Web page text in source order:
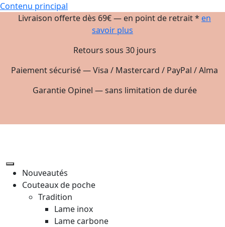
Contenu principal
Livraison offerte dès 69€ — en point de retrait * en
savoir plus
Retours sous 30 jours
Paiement sécurisé — Visa / Mastercard / PayPal / Alma
Garantie Opinel — sans limitation de durée
Nouveautés
Couteaux de poche
Tradition
Lame inox
Lame carbone